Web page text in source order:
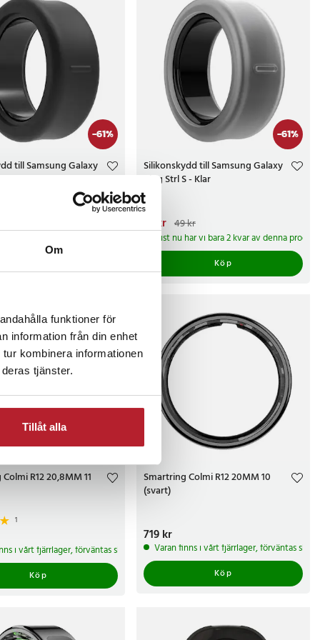
Om
funktioner för
information från din enhet
kombinera informationen
tjänster.
Tillåt alla
-61%
till Samsung Galaxy
- Svart
-61%
Silikonskydd till Samsung Galaxy
Ring Strl S - Klar
Nuvarande pris
49 kr
19 kr 49 kr
Just nu har vi bara 2 kvar av denna produkt
Köp
R12 20,8MM 11
1
i vårt fjärrlager, förväntas skickas inom 5-7 arbetsdagar
Köp
Smartring Colmi R12 20MM 10
(svart)
Pris :719 kr
719 kr
Varan finns i vårt fjärrlager, förväntas
Köp